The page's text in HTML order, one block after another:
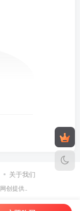
关于我们
网创提供..